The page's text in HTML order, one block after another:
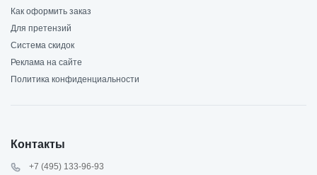
Как оформить заказ
Для претензий
Система скидок
Реклама на сайте
Политика конфиденциальности
Контакты
+7 (495) 133-96-93